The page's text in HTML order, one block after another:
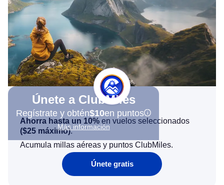
Únete a ClubMiles
Regístrate y obtén$10en puntos
Más información
Ahorra hasta un 10% en vuelos seleccionados
($25 máximo).
Acumula millas aéreas y puntos ClubMiles.
Únete gratis